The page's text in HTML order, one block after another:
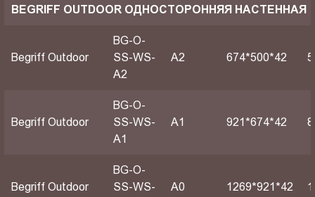
BEGRIFF OUTDOOR ОДНОСТОРОННЯЯ НАСТЕННАЯ
Begriff Outdoor
BG-O-
SS-WS-
A2
A2 674*500*42
Begriff Outdoor
BG-O-
SS-WS-
A1
A1 921*674*42
Begriff Outdoor
BG-O-
SS-WS-
А0 1269*921*42